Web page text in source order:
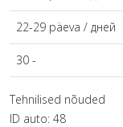
22-29 päeva / дней
30 -
Tehnilised nõuded
ID auto: 48